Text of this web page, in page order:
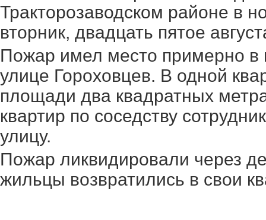
Тракторозаводском районе в
вторник, двадцать пятое
Пожар имел место примерно в
улице Гороховцев. В одной
площади два квадратных
квартир по соседству
улицу.
Пожар ликвидировали через
жильцы возвратились в свои